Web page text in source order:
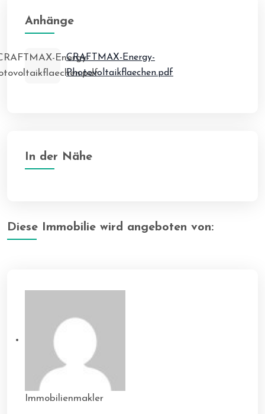
Anhänge
CRAFTMAX-Energy-
Photovoltaikflaechen.pdf
In der Nähe
Diese Immobilie wird angeboten von:
Immobilienmakler